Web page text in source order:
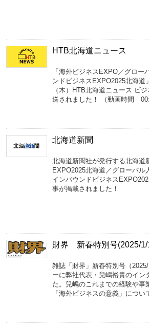
HTB北海道ニュース
「海外ビジネスEXPO／グロー
ンドビジネスEXPO2025北海道
（木）HTB北海道ニュース ビ
送されました！ （動画時間
北海道新聞
北海道新聞社が発行する北海道
EXPO2025北海道／グローバル
インバウンドビジネス
事が掲載されました！
財界 新春特別号(2025/1/
雑誌「財界」新春特別号（
ーに弊社代表・兒嶋裕貴のイン
た。兒嶋のこれまでの経験や事
「海外ビジネスの意義」につい